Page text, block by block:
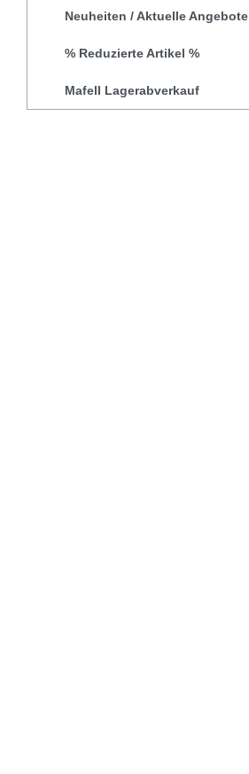
Neuheiten / Aktuelle Angebote
% Reduzierte Artikel %
Mafell Lagerabverkauf